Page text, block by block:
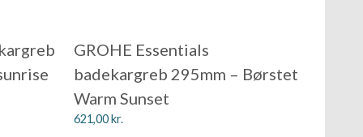
GROHE Essentials
badekargreb 295mm – Børstet
Warm Sunset
621,00kr.